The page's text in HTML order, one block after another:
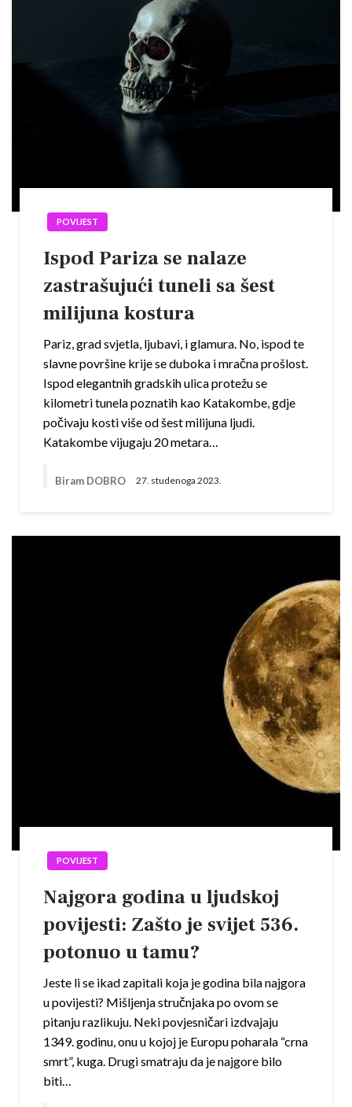
POVIJEST
Ispod Pariza se nalaze
zastrašujući tuneli sa šest
milijuna kostura
Pariz, grad svjetla, ljubavi, i glamura. No, ispod te
slavne površine krije se duboka i mračna prošlost.
Ispod elegantnih gradskih ulica protežu se
kilometri tunela poznatih kao Katakombe, gdje
počivaju kosti više od šest milijuna ljudi.
Katakombe vijugaju 20 metara…
Biram DOBRO 27. studenoga 2023.
POVIJEST
Najgora godina u ljudskoj
povijesti: Zašto je svijet 536.
potonuo u tamu?
Jeste li se ikad zapitali koja je godina bila najgora
u povijesti? Mišljenja stručnjaka po ovom se
pitanju razlikuju. Neki povjesničari izdvajaju
1349. godinu, onu u kojoj je Europu poharala “crna
smrt”, kuga. Drugi smatraju da je najgore bilo
biti…